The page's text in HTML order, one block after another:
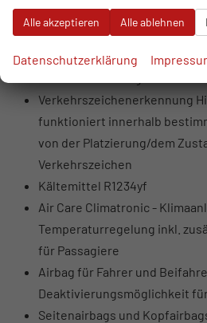
Spurhalteassistent Lane
Prädiktiver
Park Distance Control vorne
Verkehrszeichenerkennung
funktioniert innerhalb
von der Platzierung/dem
Verkehrszeichen
Kältemittel R1234yf
Air Care Climatronic -
Temperaturregelung inkl.
für Passagiere
Airbag für Fahrer und
Deaktivierungsmöglichkeit
Seitenairbags und
Alle akzeptieren Alle ablehnen
Datenschutzerklärung